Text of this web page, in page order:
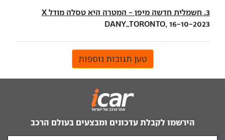
3. חשמלית חדשה מיפן - המטרה היא טסלה מודל X
DANY_TORONTO, 16-10-2023
טען תגובות נוספות
הירשמו לקבלת עדכונים ומבצעים בעולם הרכב